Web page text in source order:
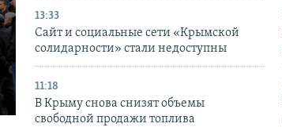
13:33
Сайт и социальные сети «Крымской
солидарности» стали недоступны
11:18
В Крыму снова снизят объемы
свободной продажи топлива